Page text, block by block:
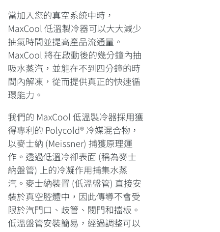
當加入您的真空系統中時，
MaxCool 低溫製冷器可以大大減少
抽氣時間並提高產品流通量。
MaxCool 將在啟動後的幾分鐘內抽
吸水蒸汽，並能在不到四分鐘的時
間內解凍，從而提供真正的快速循
環能力。
我們的 MaxCool 低溫製冷器採用獲
得專利的 Polycold® 冷媒混合物，
以麥士納 (Meissner) 捕獲原理運
作。透過低溫冷卻表面 (稱為麥士
納盤管) 上的冷凝作用捕集水蒸
汽。麥士納裝置 (低溫盤管) 直接安
裝於真空腔體中，因此傳導不會受
限於汽門口、歧管、閥門和擋板。
低溫盤管安裝簡易，經過調整可以